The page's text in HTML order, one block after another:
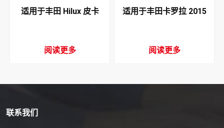
适用于丰田 Hilux 皮卡
阅读更多
适用于丰田卡罗拉 2015
阅读更多
联系我们